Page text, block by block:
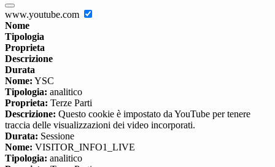
www.youtube.com
Nome
Tipologia
Proprieta
Descrizione
Durata
Nome: YSC
Tipologia: analitico
Proprieta: Terze Parti
Descrizione: Questo cookie è impostato da YouTube per tenere
traccia delle visualizzazioni dei video incorporati.
Durata: Sessione
Nome: VISITOR_INFO1_LIVE
Tipologia: analitico